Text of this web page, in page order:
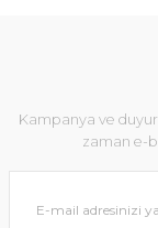
Kampanya ve
zaman e-